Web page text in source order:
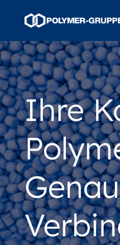
Ihre